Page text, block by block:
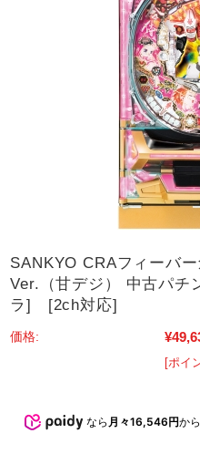
SANKYO CRAフィーバ
Ver.（甘デジ） 中古パ
ラ] [2ch対応]
価格:
[ポイ
なら 月々16,546円か